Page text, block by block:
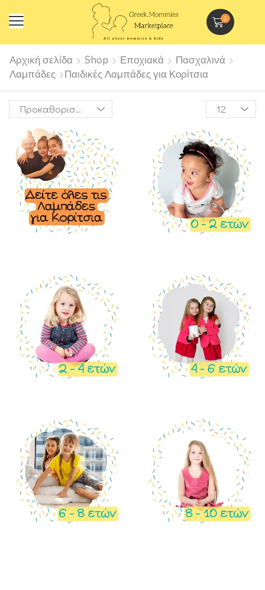
0
Αρχική σελίδα Shop Εποχιακά
Πασχαλινά
Λαμπάδες
Παιδικές Λαμπάδες για Κορίτσια